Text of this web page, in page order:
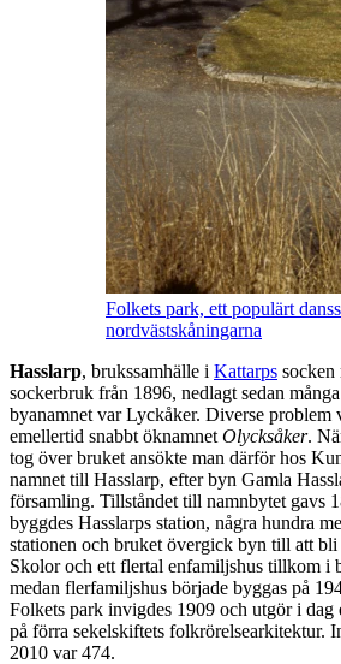
Folkets park, ett populärt
nordvästskåningarna
Hasslarp, brukssamhälle i Kattarps socken
sockerbruk från 1896, nedlagt sedan
byanamnet var Lyckåker. Diverse problem
emellertid snabbt öknamnet Olycksåker.
tog över bruket ansökte man därför hos
namnet till Hasslarp, efter byn Gamla
församling. Tillståndet till namnbytet gavs
byggdes Hasslarps station, några hundra
stationen och bruket övergick byn till att bli
Skolor och ett flertal enfamiljshus tillkom i
medan flerfamiljshus började byggas på
Folkets park invigdes 1909 och utgör i dag
på förra sekelskiftets folkrörelsearkitektur.
2010 var 474.